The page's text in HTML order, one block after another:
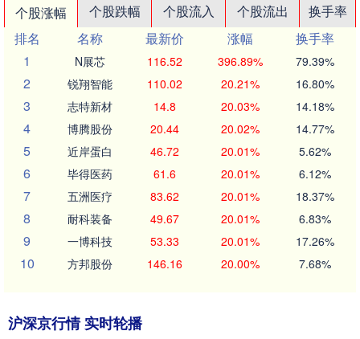
个股涨幅 个股跌幅 个股流入 个股流出
换手率
排名
名称 最新价 涨幅
换手率
1
N展芯 116.52 396.89% 79.39%
2 锐翔智能 110.02 20.21% 16.80%
3 志特新材 14.8 20.03% 14.18%
4 博腾股份 20.44 20.02% 14.77%
5 近岸蛋白 46.72 20.01% 5.62%
6 毕得医药 61.6 20.01% 6.12%
7 五洲医疗 83.62 20.01% 18.37%
8 耐科装备 49.67 20.01% 6.83%
9 一博科技 53.33 20.01% 17.26%
10 方邦股份 146.16 20.00% 7.68%
沪深京行情 实时轮播